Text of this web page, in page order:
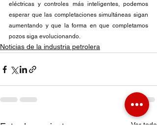
eléctricas y controles más inteligentes, podemos
esperar que las completaciones simultáneas sigan
aumentando y que la forma en que completamos
pozos siga evolucionando.
Noticias de la industria petrolera
Entradas recientes Ver todo